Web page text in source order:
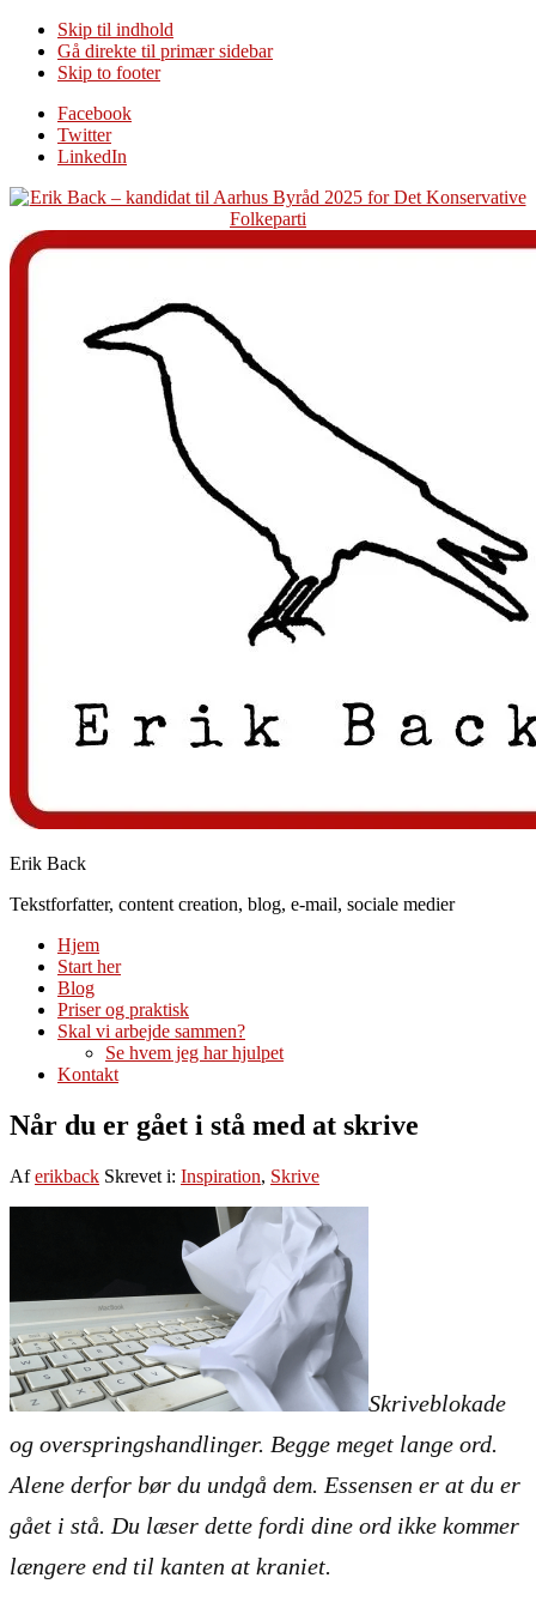
Skip til indhold
Gå direkte til primær sidebar
Skip to footer
Additional
menu
Facebook
Twitter
LinkedIn
Erik Back
Tekstforfatter, content creation, blog, e-mail, sociale medier
Hjem
Start her
Blog
Priser og praktisk
Skal vi arbejde sammen?
Se hvem jeg har hjulpet
Kontakt
Når du er gået i stå med at skrive
Aferikback Skrevet i: Inspiration, Skrive
Skriveblokade
og overspringshandlinger. Begge meget lange ord.
Alene derfor bør du undgå dem. Essensen er at du er
gået i stå. Du læser dette fordi dine ord ikke kommer
længere end til kanten at kraniet.